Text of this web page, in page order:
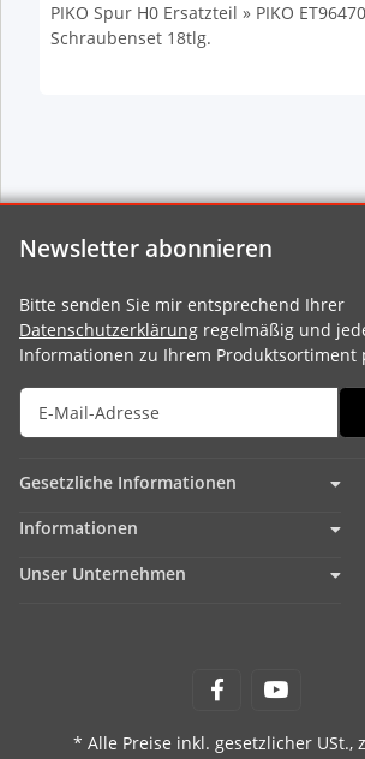
PIKO Spur H0 Ersatzteil » PIKO
Schraubenset 18tlg.
Newsletter abonnieren
Bitte senden Sie mir entsprechend Ihrer
Datenschutzerklärung regelmäßig und
Informationen zu Ihrem Produktsortiment
Gesetzliche Informationen
Informationen
Unser Unternehmen
* Alle Preise inkl. gesetzlicher USt.,